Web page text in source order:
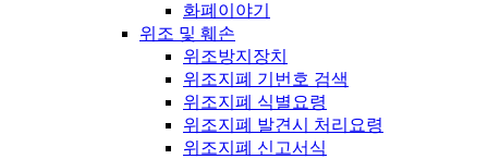
화폐이야기
위조 및 훼손
위조방지장치
위조지폐 기번호 검색
위조지폐 식별요령
위조지폐 발견시 처리요령
위조지폐 신고서식